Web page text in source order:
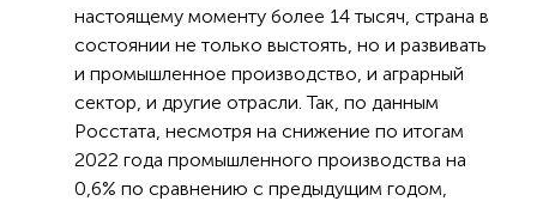
настоящему моменту более 14 тысяч, страна в
состоянии не только выстоять, но и развивать
и промышленное производство, и аграрный
сектор, и другие отрасли. Так, по данным
Росстата, несмотря на снижение по итогам
2022 года промышленного производства на
0,6% по сравнению с предыдущим годом,